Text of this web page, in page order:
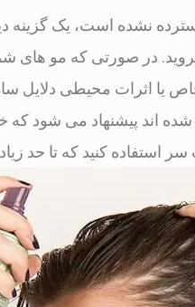
نشده است، یک
در صورتی که مو های
یا اثرات محیطی
شده اند پیشنهاد می شود
استفاده کنید که تا حد